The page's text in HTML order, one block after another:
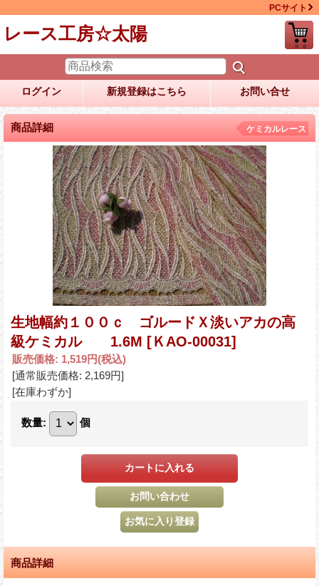
PCサイト
レース工房☆太陽
ログイン 新規登録はこちら お問い合せ
商品詳細 ケミカルレース
生地幅約１００ｃ ゴルードＸ淡いアカの高
級ケミカル 1.6M [ＫAO-00031]
販売価格: 1,519円(税込)
[通常販売価格: 2,169円]
[在庫わずか]
数量: 個
商品詳細